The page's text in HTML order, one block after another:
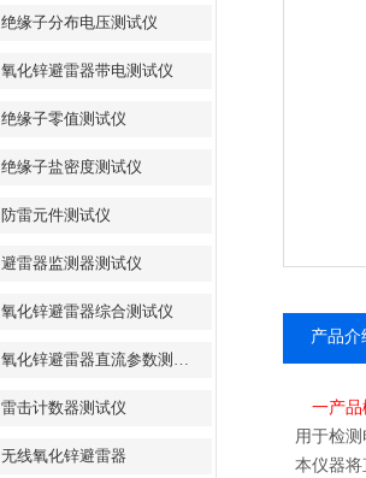
绝缘子分布电压测试仪
氧化锌避雷器带电测试仪
绝缘子零值测试仪
绝缘子盐密度测试仪
防雷元件测试仪
避雷器监测器测试仪
氧化锌避雷器综合测试仪
氧化锌避雷器直流参数测试仪
雷击计数器测试仪
无线氧化锌避雷器
产品介
一产品
用于检
本仪器